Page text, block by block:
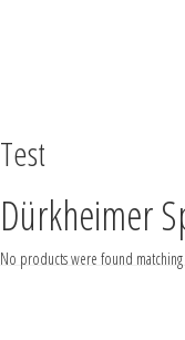
Test
Dürkheimer
No products were found